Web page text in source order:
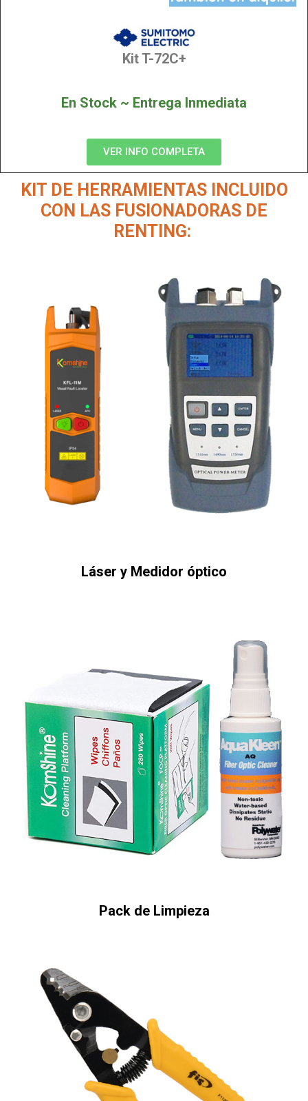
Kit T-72C+
En Stock ~ Entrega Inmediata
VER INFO COMPLETA
KIT DE HERRAMIENTAS INCLUIDO
CON LAS FUSIONADORAS DE
RENTING:
Láser y Medidor óptico
Pack de Limpieza